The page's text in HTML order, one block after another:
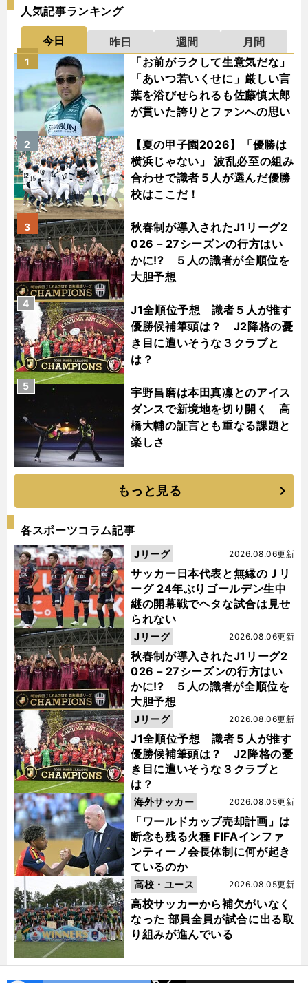
人気記事ランキング
今日 昨日 週間
月間
「お前がラクして生意気だな」
「あいつ若いくせに」厳しい言
葉を浴びせられるも佐藤慎太郎
が貫いた誇りとファンへの思い
1
【夏の甲子園2026】「優勝は
横浜じゃない」 波乱必至の組み
合わせで識者５人が選んだ優勝
校はここだ！
2
秋春制が導入されたJ1リーグ2
026－27シーズンの行方はい
かに!? ５人の識者が全順位を
大胆予想
3
J1全順位予想 識者５人が推す
優勝候補筆頭は？ J2降格の憂
き目に遭いそうな３クラブと
は？
4
宇野昌磨は本田真凜とのアイス
ダンスで新境地を切り開く 高
橋大輔の証言とも重なる課題と
楽しさ
5
もっと見る
各スポーツコラム記事
サッカー日本代表と無縁のＪリ
ーグ 24年ぶりゴールデン生中
継の開幕戦でヘタな試合は見せ
られない
2026.08.06更新
Jリーグ
秋春制が導入されたJ1リーグ2
026－27シーズンの行方はい
かに!? ５人の識者が全順位を
大胆予想
2026.08.06更新
Jリーグ
J1全順位予想 識者５人が推す
優勝候補筆頭は？ J2降格の憂
き目に遭いそうな３クラブと
は？
2026.08.06更新
Jリーグ
「ワールドカップ売却計画」は
断念も残る火種 FIFAインファ
ンティーノ会長体制に何が起き
ているのか
2026.08.05更新
海外サッカー
高校サッカーから補欠がいなく
なった 部員全員が試合に出る取
り組みが進んでいる
2026.08.05更新
高校・ユース